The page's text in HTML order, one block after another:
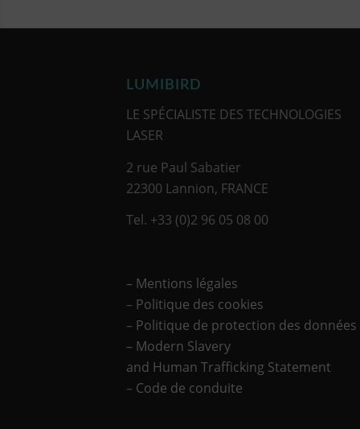
LUMIBIRD
LE SPÉCIALISTE DES TECHNOLOGIES
LASER
2 rue Paul Sabatier
22300 Lannion, FRANCE
Tel. +33 (0)2 96 05 08 00
– Mentions légales
– Politique des cookies
– Politique de protection des données
– Modern Slavery
and Human Trafficking Statement
– Code de conduite